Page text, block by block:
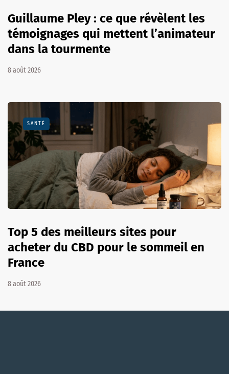
Guillaume Pley : ce que révèlent les
témoignages qui mettent l’animateur
dans la tourmente
8 août 2026
SANTÉ
Top 5 des meilleurs sites pour
acheter du CBD pour le sommeil en
France
8 août 2026